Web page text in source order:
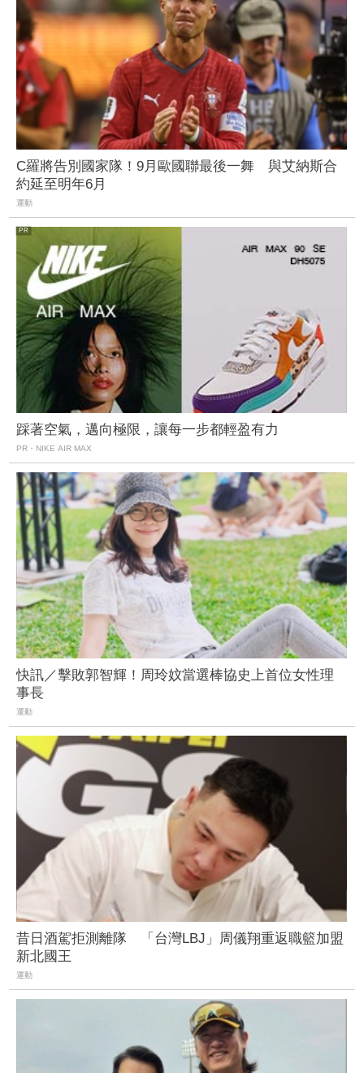
C羅將告別國家隊！9月歐國聯最後一舞 與艾納斯合
約延至明年6月
運動
踩著空氣，邁向極限，讓每一步都輕盈有力
PR・NIKE AIR MAX
快訊／擊敗郭智輝！周玲妏當選棒協史上首位女性理
事長
運動
昔日酒駕拒測離隊 「台灣LBJ」周儀翔重返職籃加盟
新北國王
運動